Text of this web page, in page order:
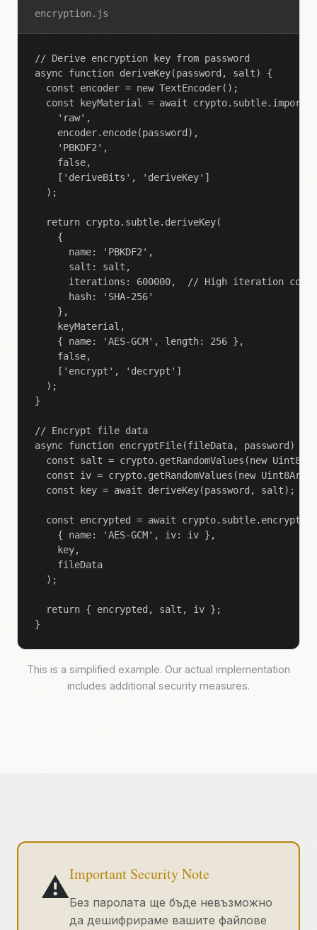
encryption.js
// Derive encryption key from password
async function deriveKey(password, salt) {
  const encoder = new TextEncoder();
const keyMaterial = await
    'raw',
    encoder.encode(password),
    'PBKDF2',
    false,
    ['deriveBits', 'deriveKey']
  );
  return crypto.subtle.deriveKey(
    {
      name: 'PBKDF2',
      salt: salt,
      iterations: 600000,  // High iteration count
      hash: 'SHA-256'
    },
    keyMaterial,
    { name: 'AES-GCM', length: 256 },
    false,
    ['encrypt', 'decrypt']
  );
}
// Encrypt file data
async function encryptFile(fileData, password) {
const salt = crypto.getRandomValues(new
const iv = crypto.getRandomValues(new
  const key = await deriveKey(password, salt);
  const encrypted = await crypto.subtle.encrypt(
    { name: 'AES-GCM', iv: iv },
    key,
    fileData
  );
  return { encrypted, salt, iv };
}
This is a simplified example. Our actual implementation
includes additional security measures.
⚠️Important Security Note
Без паролата ще бъде невъзможно
да дешифрираме вашите файлове